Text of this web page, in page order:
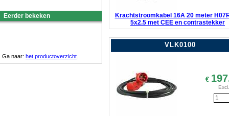
Krachtstroomkabel 16A 20 meter
5x2.5 met CEE en contrastekker
VLK0100
€
Eerder bekeken
Ga naar: het productoverzicht